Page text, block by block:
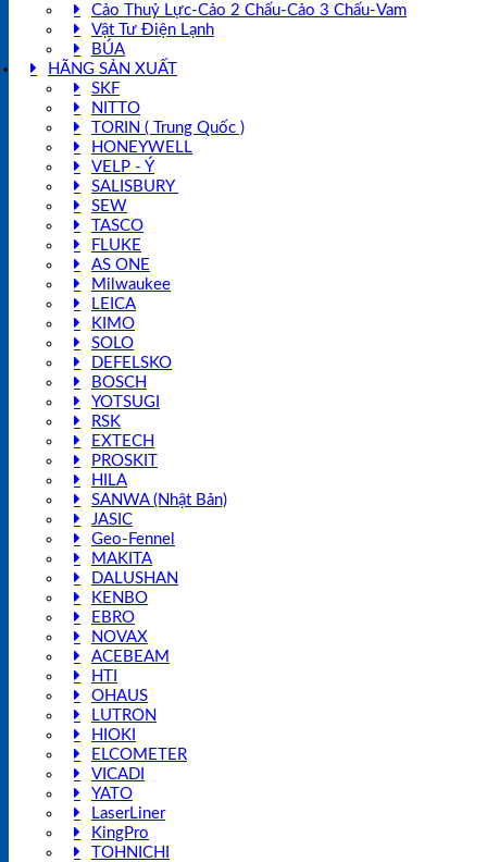
Cảo Thuỷ Lực-Cảo 2 Chấu-Cảo 3 Chấu-Vam
Vật Tư Điện Lạnh
BÚA
HÃNG SẢN XUẤT
SKF
NITTO
TORIN ( Trung Quốc )
HONEYWELL
VELP - Ý
SALISBURY
SEW
TASCO
FLUKE
AS ONE
Milwaukee
LEICA
KIMO
SOLO
DEFELSKO
BOSCH
YOTSUGI
RSK
EXTECH
PROSKIT
HILA
SANWA (Nhật Bản)
JASIC
Geo-Fennel
MAKITA
DALUSHAN
KENBO
EBRO
NOVAX
ACEBEAM
HTI
OHAUS
LUTRON
HIOKI
ELCOMETER
VICADI
YATO
LaserLiner
KingPro
TOHNICHI